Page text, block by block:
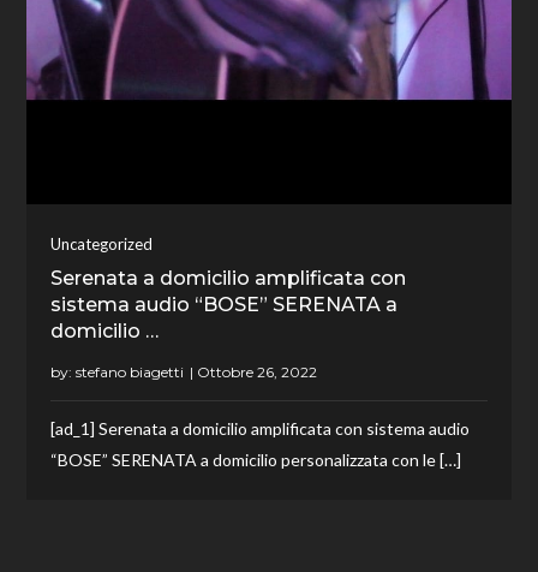
Uncategorized
Serenata a domicilio amplificata con
sistema audio “BOSE” SERENATA a
domicilio …
by:stefano biagetti
[ad_1] Serenata a domicilio amplificata con sistema audio
“BOSE” SERENATA a domicilio personalizzata con le […]